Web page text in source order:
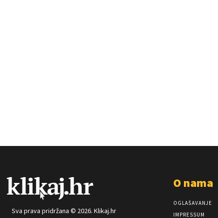
Sva prava pridržana © 2026. Klikaj.hr
O nama
OGLAŠAVANJE
IMPRESSUM